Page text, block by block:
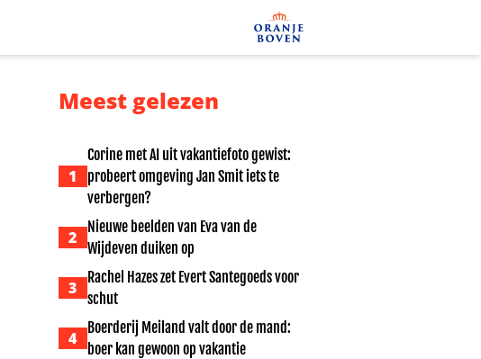
Meest gelezen
1
Corine met AI uit vakantiefoto gewist:
probeert omgeving Jan Smit iets te
verbergen?
2
Nieuwe beelden van Eva van de
Wijdeven duiken op
3
Rachel Hazes zet Evert Santegoeds voor
schut
4
Boerderij Meiland valt door de mand:
boer kan gewoon op vakantie